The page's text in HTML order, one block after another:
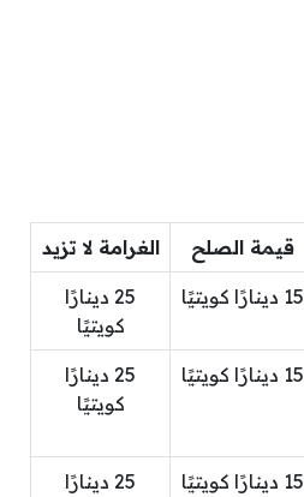
قيمة الصلح الغرامة لا تزيد
15 دينارًا كويتيًا
25 دينارًا
كويتيًا
15 دينارًا كويتيًا
25 دينارًا
كويتيًا
15 دينارًا كويتيًا
25 دينارًا